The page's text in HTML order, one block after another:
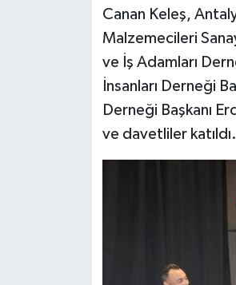
Canan Keleş,
Malzemecileri
ve İş Adamları
İnsanları Derneği
Derneği Başkanı
ve davetliler katıldı.